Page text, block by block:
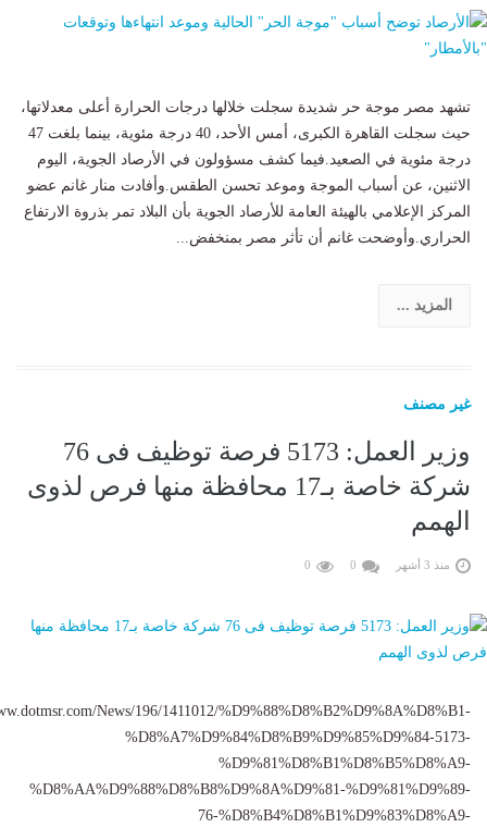
تشهد مصر موجة حر شديدة سجلت خلالها درجات الحرارة أعلى معدلاتها،
حيث سجلت القاهرة الكبرى، أمس الأحد، 40 درجة مئوية، بينما بلغت 47
درجة مئوية في الصعيد.فيما كشف مسؤولون في الأرصاد الجوية، اليوم
الاثنين، عن أسباب الموجة وموعد تحسن الطقس.وأفادت منار غانم عضو
المركز الإعلامي بالهيئة العامة للأرصاد الجوية بأن البلاد تمر بذروة الارتفاع
الحراري.وأوضحت غانم أن تأثر مصر بمنخفض...
المزيد ...
غير مصنف
وزير العمل: 5173 فرصة توظيف فى 76
شركة خاصة بـ17 محافظة منها فرص لذوى
الهمم
منذ 3 أشهر 0
0
News/196/1411012/%D9%88%D8%B2%D9%8A%D8%B1-
%D8%A7%D9%84%D8%B9%D9%85%D9%84-5173-
%D9%81%D8%B1%D8%B5%D8%A9-
%D8%AA%D9%88%D8%B8%D9%8A%D9%81-%D9%81%D9%89-
76-%D8%B4%D8%B1%D9%83%D8%A9-